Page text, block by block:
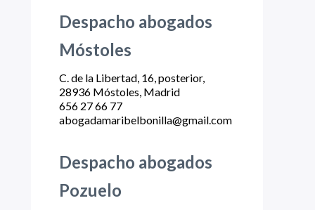
Despacho abogados
Móstoles
C. de la Libertad, 16, posterior,
28936 Móstoles, Madrid
656 27 66 77
abogadamaribelbonilla@gmail.com
Despacho abogados
Pozuelo